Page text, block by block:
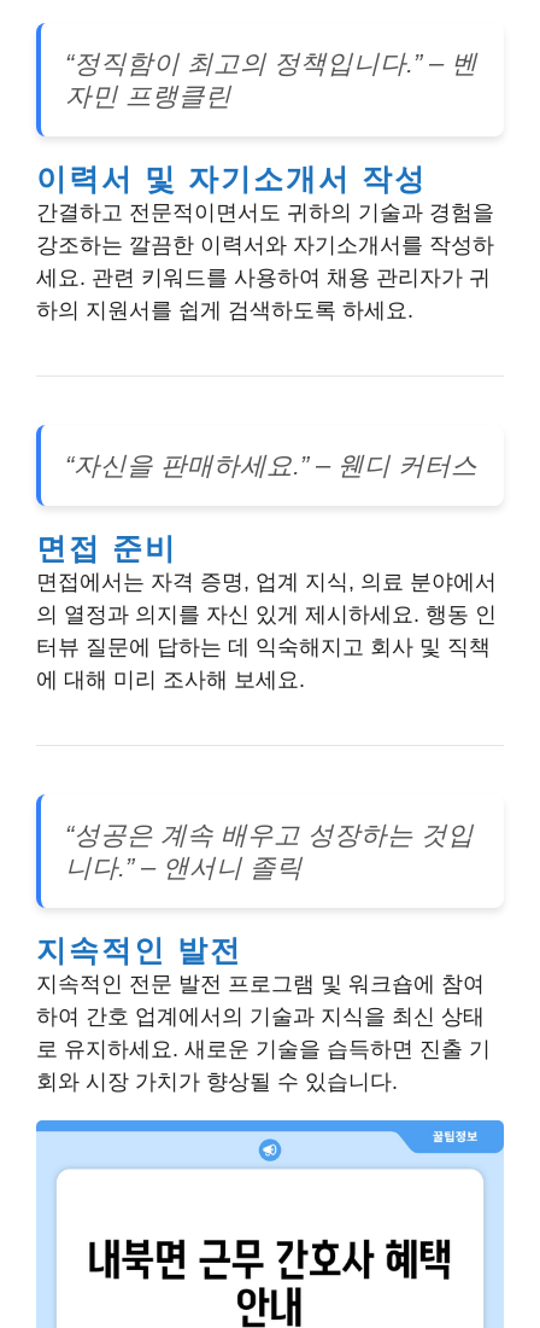
“정직함이 최고의 정책입니다.” – 벤
자민 프랭클린
이력서 및 자기소개서 작성
간결하고 전문적이면서도 귀하의 기술과 경험을
강조하는 깔끔한 이력서와 자기소개서를 작성하
세요. 관련 키워드를 사용하여 채용 관리자가 귀
하의 지원서를 쉽게 검색하도록 하세요.
“자신을 판매하세요.” – 웬디 커터스
면접 준비
면접에서는 자격 증명, 업계 지식, 의료 분야에서
의 열정과 의지를 자신 있게 제시하세요. 행동 인
터뷰 질문에 답하는 데 익숙해지고 회사 및 직책
에 대해 미리 조사해 보세요.
“성공은 계속 배우고 성장하는 것입
니다.” – 앤서니 졸릭
지속적인 발전
지속적인 전문 발전 프로그램 및 워크숍에 참여
하여 간호 업계에서의 기술과 지식을 최신 상태
로 유지하세요. 새로운 기술을 습득하면 진출 기
회와 시장 가치가 향상될 수 있습니다.